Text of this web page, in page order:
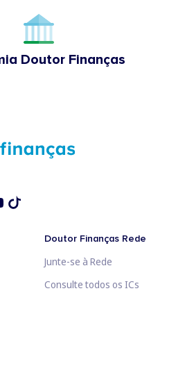
Doutor Finanças
Doutor Finanças Rede
Junte-se à Rede
Consulte todos os ICs